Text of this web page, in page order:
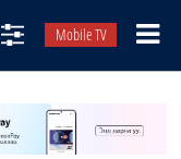
Mobile TV